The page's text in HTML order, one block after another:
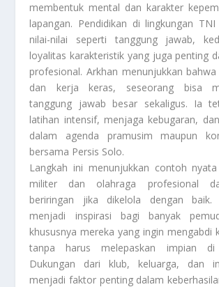
membentuk mental dan karakter
lapangan. Pendidikan di lingkungan
nilai-nilai seperti tanggung jawab,
loyalitas karakteristik yang juga penting
profesional. Arkhan menunjukkan
dan kerja keras, seseorang bisa
tanggung jawab besar sekaligus. Ia
latihan intensif, menjaga kebugaran,
dalam agenda pramusim maupun
bersama Persis Solo.
Langkah ini menunjukkan contoh
militer dan olahraga profesional
beriringan jika dikelola dengan baik.
menjadi inspirasi bagi banyak
khususnya mereka yang ingin mengabdi
tanpa harus melepaskan impian
Dukungan dari klub, keluarga, dan
menjadi faktor penting dalam